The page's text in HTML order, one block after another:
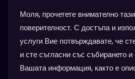
Моля, прочетете внимателно
поверителност. С достъпа и
услуги Вие потвърждавате, че
и сте съгласни със събирането
Вашата информация, както е